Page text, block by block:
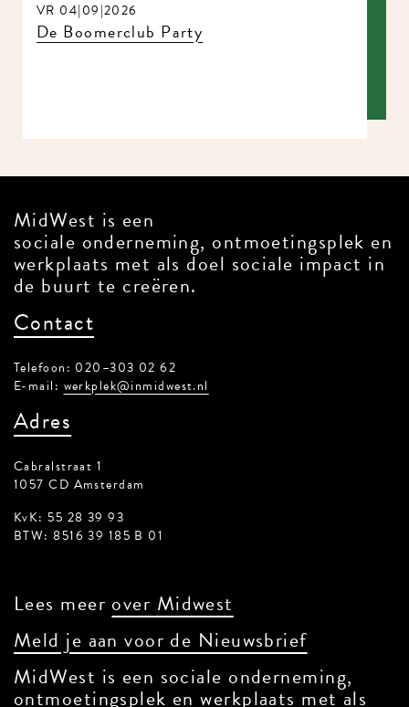
VR 04|09|2026
De Boomerclub Party
MidWest is een
sociale onderneming, ontmoetingsplek en
werkplaats met als doel sociale impact in
de buurt te creëren.
Contact
Telefoon: 020–303 02 62
E-mail: werkplek@inmidwest.nl
Adres
Cabralstraat 1
1057 CD Amsterdam
KvK: 55 28 39 93
BTW: 8516 39 185 B 01
Lees meer over Midwest
Meld je aan voor de Nieuwsbrief
MidWest is een sociale onderneming,
ontmoetingsplek en werkplaats met als